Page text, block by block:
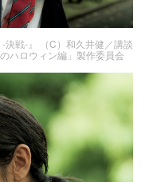
決戦-』 （C）和久井健／講談
ハロウィン編」製作委員会